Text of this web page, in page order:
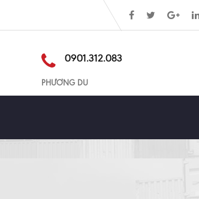
0901.312.083
PHƯƠNG DU